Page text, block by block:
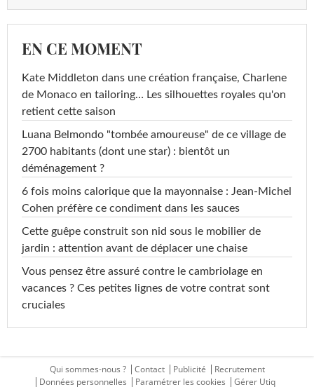
EN CE MOMENT
Kate Middleton dans une création française, Charlene
de Monaco en tailoring… Les silhouettes royales qu'on
retient cette saison
Luana Belmondo "tombée amoureuse" de ce village de
2700 habitants (dont une star) : bientôt un
déménagement ?
6 fois moins calorique que la mayonnaise : Jean-Michel
Cohen préfère ce condiment dans les sauces
Cette guêpe construit son nid sous le mobilier de
jardin : attention avant de déplacer une chaise
Vous pensez être assuré contre le cambriolage en
vacances ? Ces petites lignes de votre contrat sont
cruciales
Qui sommes-nous ? Contact Publicité
Recrutement
Données personnelles
Paramétrer les cookies Gérer Utiq